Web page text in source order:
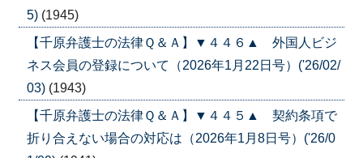
5) (1945)
【千原弁護士の法律Ｑ＆Ａ】▼４４６▲ 外国人ビジ
ネス会員の登録について（2026年1月22日号）('26/02/
03) (1943)
【千原弁護士の法律Ｑ＆Ａ】▼４４５▲ 契約条項で
折り合えない場合の対応は（2026年1月8日号）('26/0